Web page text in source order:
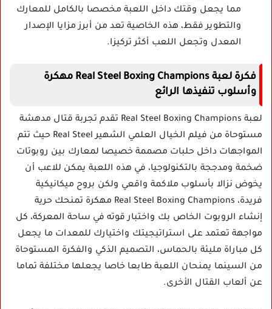
مما يجعل وقتك داخل اللعبة مخصصا بالكامل للمعارك
والتطوير فقط، هذه الخاصية تعد من أبرز مزايا الإصدار
المعدل وتجعل اللعب أكثر تركيزا.
فكرة لعبة Real Steel Boxing Champions مهكرة
وأسلوب تنفيذها الرائع
لعبة Real Steel Boxing Champions تقدم تجربة قتال مدهشة
مستوحاة من فيلم الخيال العلمي الشهير Real Steel حيث تتم
المواجهات داخل حلبات مصممة خصيصا لمعارك بين روبوتات
ضخمة ومدججة بالتكنولوجيا، في هذه اللعبة يمكن للاعب أن
يخوض نزالا بأسلوب ملاكمة واقعي ولكن بروح ميكانيكية
فريدة، Real Steel Boxing Champions مهكرة تمنحك حرية
إنشاء الروبوت الخاص بك واختبار قوته في ساحة المعركة، كل
مواجهة تعتمد على استراتيجيتك واختيارك للمعدات ما يجعل
كل مباراة مليئة بالحماس، التصميم الذكي والفكرة المستوحاة
من السينما يمنحان اللعبة طابعا خاصا يجعلها مختلفة تماما
عن ألعاب القتال الأخرى.